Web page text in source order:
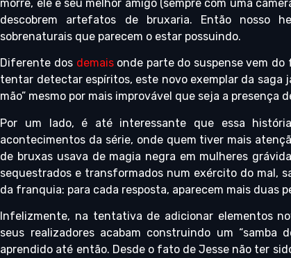
morre, ele e seu melhor amigo (sempre com uma
descobrem artefatos de bruxaria. Então nosso
sobrenaturais que parecem o estar possuindo.
Diferente dos demaisonde parte do suspense vem do
tentar detectar espíritos, este novo exemplar da saga
mão” mesmo por mais improvável que seja a presença
Por um lado, é até interessante que essa
acontecimentos da série, onde quem tiver mais
de bruxas usava de magia negra em mulheres
sequestrados e transformados num exército do mal,
da franquia: para cada resposta, aparecem mais duas
Infelizmente, na tentativa de adicionar elementos
seus realizadores acabam construindo um “samba
aprendido até então. Desde o fato de Jesse não ter